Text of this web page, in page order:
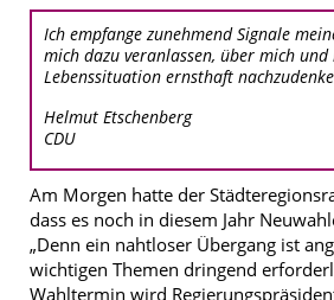
Ich empfange zunehmend Signale
mich dazu veranlassen, über mich und
Lebenssituation ernsthaft
Helmut Etschenberg
CDU
Am Morgen hatte der
dass es noch in diesem Jahr
„Denn ein nahtloser Übergang ist
wichtigen Themen dringend
Wahltermin wird